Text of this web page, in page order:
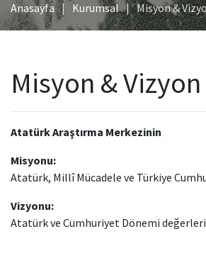
Anasayfa Kurumsal Misyon &
Misyon & Vizyon
Atatürk Araştırma Merkezinin
Misyonu:
Atatürk, Millî Mücadele ve Türkiye
Vizyonu:
Atatürk ve Cumhuriyet Dönemi